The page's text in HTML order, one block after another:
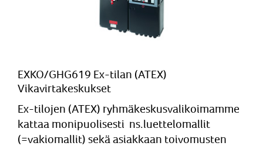
EXKO/GHG619 Ex-tilan (ATEX)
Vikavirtakeskukset
Ex-tilojen (ATEX) ryhmäkeskusvalikoimamme
kattaa monipuolisesti ns.luettelomallit
(=vakiomallit) sekä asiakkaan toivomusten